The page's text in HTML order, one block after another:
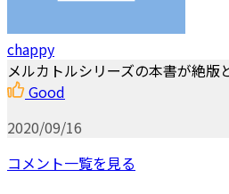
chappy
メルカトルシリーズの本書が絶版
Good
2020/09/16
コメント一覧を見る